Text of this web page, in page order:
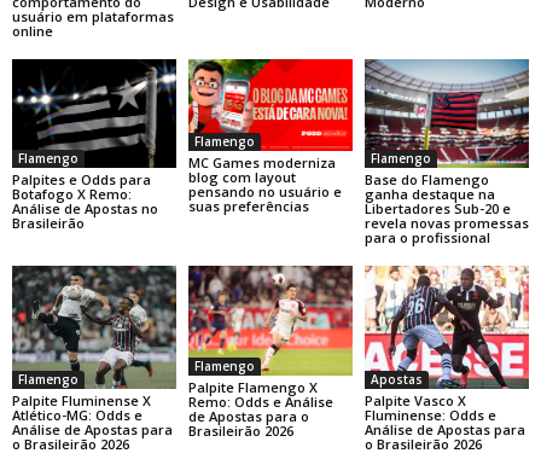
usuário em plataformas
online
Flamengo
Palpites e Odds para
Botafogo X Remo:
Análise de Apostas no
Brasileirão
Flamengo
MC Games moderniza
blog com layout
pensando no usuário e
suas preferências
Flamengo
Base do Flamengo
ganha destaque na
Libertadores Sub-20 e
revela novas promessas
para o profissional
Flamengo
Palpite Fluminense X
Atlético-MG: Odds e
Análise de Apostas para
o Brasileirão 2026
Flamengo
Palpite Flamengo X
Remo: Odds e Análise
de Apostas para o
Brasileirão 2026
Apostas
Palpite Vasco X
Fluminense: Odds e
Análise de Apostas para
o Brasileirão 2026